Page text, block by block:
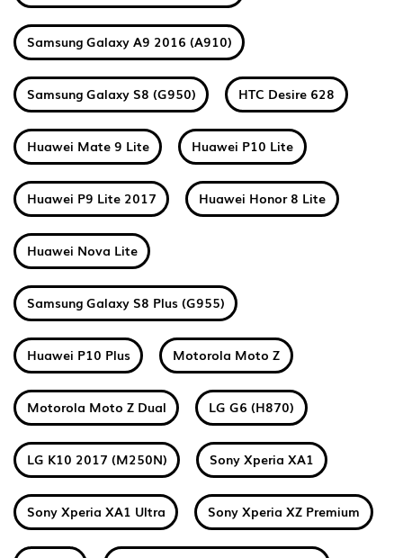
Samsung Galaxy A9 2016 (A910)
Samsung Galaxy S8 (G950) HTC Desire 628
Huawei Mate 9 Lite Huawei P10 Lite
Huawei P9 Lite 2017 Huawei Honor 8 Lite
Huawei Nova Lite
Samsung Galaxy S8 Plus (G955)
Huawei P10 Plus Motorola Moto Z
Motorola Moto Z Dual LG G6 (H870)
LG K10 2017 (M250N) Sony Xperia XA1
Sony Xperia XA1 Ultra Sony Xperia XZ Premium